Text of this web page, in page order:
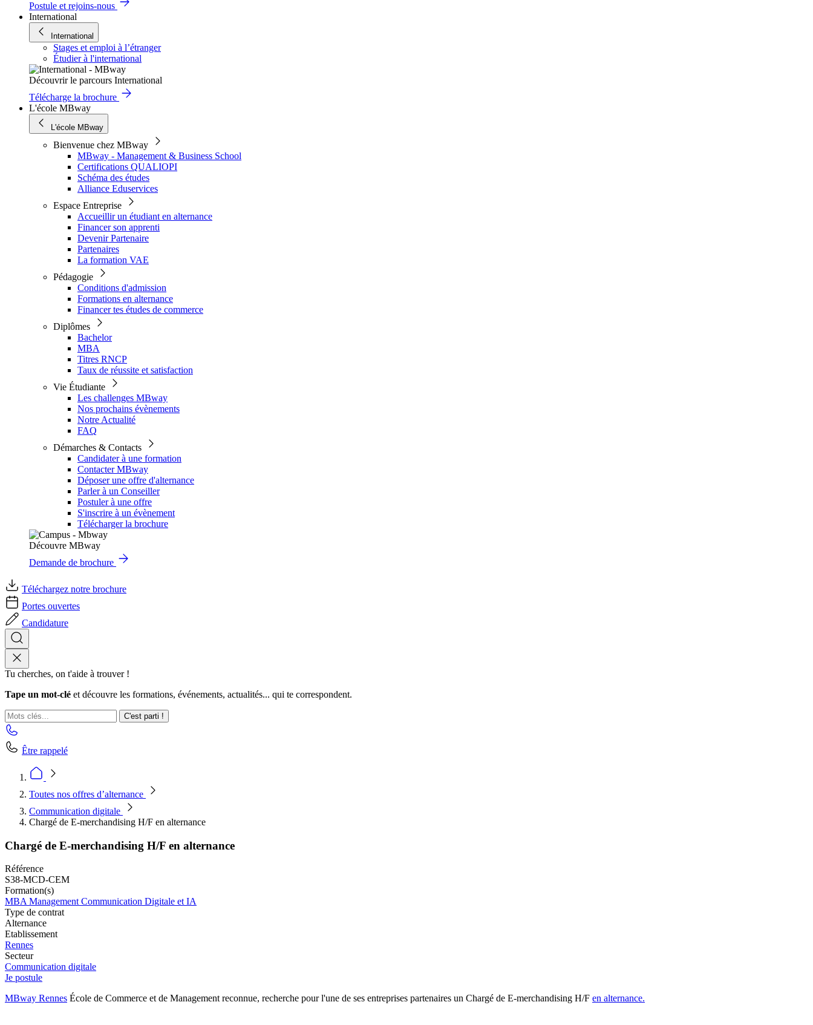
Postule et rejoins-nous
International
International
Stages et emploi à l’étranger
Étudier à l'international
Découvrir le parcours International
Télécharge la brochure
L'école MBway
L'école MBway
Bienvenue chez MBway
MBway - Management & Business School
Certifications QUALIOPI
Schéma des études
Alliance Eduservices
Espace Entreprise
Accueillir un étudiant en alternance
Financer son apprenti
Devenir Partenaire
Partenaires
La formation VAE
Pédagogie
Conditions d'admission
Formations en alternance
Financer tes études de commerce
Diplômes
Bachelor
MBA
Titres RNCP
Taux de réussite et satisfaction
Vie Étudiante
Les challenges MBway
Nos prochains évènements
Notre Actualité
FAQ
Démarches & Contacts
Candidater à une formation
Contacter MBway
Déposer une offre d'alternance
Parler à un Conseiller
Postuler à une offre
S'inscrire à un évènement
Télécharger la brochure
Découvre MBway
Demande de brochure
Téléchargez notre brochure
Portes ouvertes
Candidature
Tu cherches, on t'aide à trouver !
Tape un mot-clé et découvre les formations, événements, actualités... qui te correspondent.
C'est parti !
Être rappelé
Toutes nos offres d’alternance
Communication digitale
Chargé de E-merchandising H/F en alternance
Chargé de E-merchandising H/F en alternance
Référence
S38-MCD-CEM
Formation(s)
MBA Management Communication Digitale et IA
Type de contrat
Alternance
Etablissement
Rennes
Secteur
Communication digitale
Je postule
MBway Rennes École de Commerce et de Management reconnue, recherche pour l'une de ses entreprises partenaires un Chargé de E-merchandising H/F en alternance.